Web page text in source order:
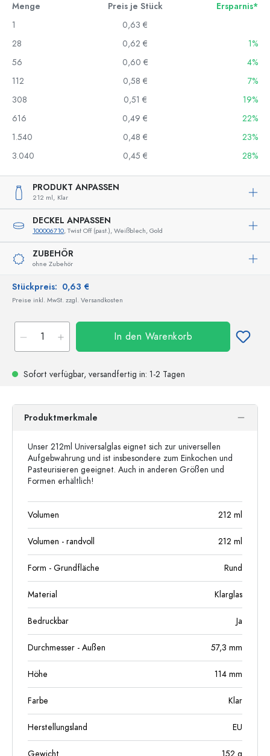
Menge Preis je Stück
Ersparnis*
1
0,63 €
28
0,62 €
1%
56
0,60 €
4%
112
0,58 €
7%
308
0,51 €
19%
616
0,49 €
22%
1.540
0,48 €
23%
3.040
0,45 € 28%
PRODUKT ANPASSEN
212 ml, Klar
DECKEL ANPASSEN
100006710, Twist Off (past.), Weißblech, Gold
ZUBEHÖR
ohne Zubehör
Stückpreis: 0,63 €
Preise inkl. MwSt. zzgl. Versandkosten
In den Warenkorb
Sofort verfügbar, versandfertig in: 1-2 Tagen
Produktmerkmale
Unser 212ml Universalglas eignet sich zur universellen
Aufgebwahrung und ist insbesondere zum Einkochen und
Pasteurisieren geeignet. Auch in anderen Größen und
Formen erhältlich!
Volumen 212 ml
Volumen - randvoll 212 ml
Form - Grundfläche Rund
Material Klarglas
Bedruckbar Ja
Durchmesser - Außen 57,3 mm
Höhe 114 mm
Farbe Klar
Herstellungsland EU